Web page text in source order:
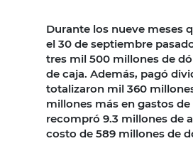
Durante los nueve meses
el 30 de septiembre
tres mil 500 millones de
de caja. Además, pagó
totalizaron mil 360
millones más en gastos
recompró 9.3 millones de
costo de 589 millones de